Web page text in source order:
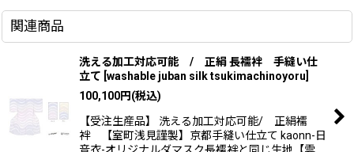
関連商品
洗える加工対応可能 / 正絹 長襦袢 手縫い仕
立て washable juban silk tsukimachinoyoru
100,100円(税込)
【受注生産品】 洗える加工対応可能/ 正絹襦
袢 【室町浅見謹製】京都手縫い仕立て kaonn-日